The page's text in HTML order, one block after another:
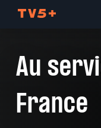
Au
France